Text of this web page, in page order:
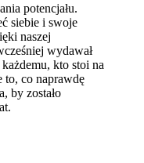
potencjału.
siebie i swoje
naszej
wydawał
kto stoi na
to, co naprawdę
by zostało